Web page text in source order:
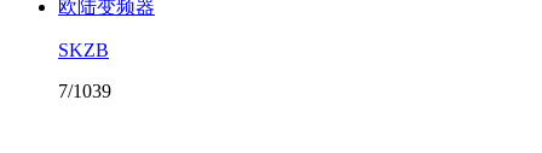
欧陆变频器
SKZB
7/1039